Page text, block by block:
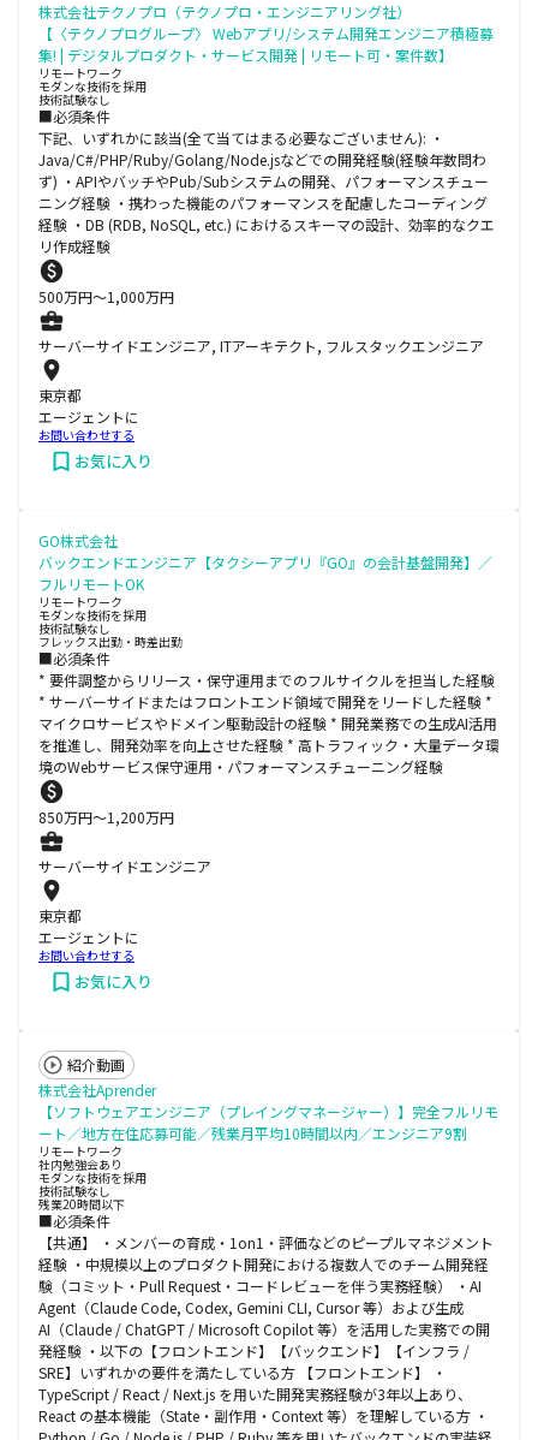
株式会社テクノプロ（テクノプロ・エンジニアリング社）
【〈テクノプログループ〉 Webアプリ/システム開発エンジニア積極募
集! | デジタルプロダクト・サービス開発 | リモート可・案件数】
リモートワーク
モダンな技術を採用
技術試験なし
■必須条件
下記、いずれかに該当(全て当てはまる必要なございません): ・
Java/C#/PHP/Ruby/Golang/Node.jsなどでの開発経験(経験年数問わ
ず) ・APIやバッチやPub/Subシステムの開発、パフォーマンスチュー
ニング経験 ・携わった機能のパフォーマンスを配慮したコーディング
経験 ・DB (RDB, NoSQL, etc.) におけるスキーマの設計、効率的なクエ
リ作成経験
500万円〜1,000万円
サーバーサイドエンジニア, ITアーキテクト, フルスタックエンジニア
東京都
エージェントに
お問い合わせする
お気に入り
GO株式会社
バックエンドエンジニア【タクシーアプリ『GO』の会計基盤開発】／
フルリモートOK
リモートワーク
モダンな技術を採用
技術試験なし
フレックス出勤・時差出勤
■必須条件
* 要件調整からリリース・保守運用までのフルサイクルを担当した経験
* サーバーサイドまたはフロントエンド領域で開発をリードした経験 *
マイクロサービスやドメイン駆動設計の経験 * 開発業務での生成AI活用
を推進し、開発効率を向上させた経験 * 高トラフィック・大量データ環
境のWebサービス保守運用・パフォーマンスチューニング経験
850万円〜1,200万円
サーバーサイドエンジニア
東京都
エージェントに
お問い合わせする
お気に入り
紹介動画
株式会社Aprender
【ソフトウェアエンジニア（プレイングマネージャー）】完全フルリモ
ート／地方在住応募可能／残業月平均10時間以内／エンジニア9割
リモートワーク
社内勉強会あり
モダンな技術を採用
技術試験なし
残業20時間以下
■必須条件
【共通】 ・メンバーの育成・1on1・評価などのピープルマネジメント
経験 ・中規模以上のプロダクト開発における複数人でのチーム開発経
験（コミット・Pull Request・コードレビューを伴う実務経験） ・AI
Agent（Claude Code, Codex, Gemini CLI, Cursor 等）および生成
AI（Claude / ChatGPT / Microsoft Copilot 等）を活用した実務での開
発経験 ・以下の【フロントエンド】【バックエンド】【インフラ /
SRE】いずれかの要件を満たしている方 【フロントエンド】 ・
TypeScript / React / Next.js を用いた開発実務経験が3年以上あり、
React の基本機能（State・副作用・Context 等）を理解している方 ・